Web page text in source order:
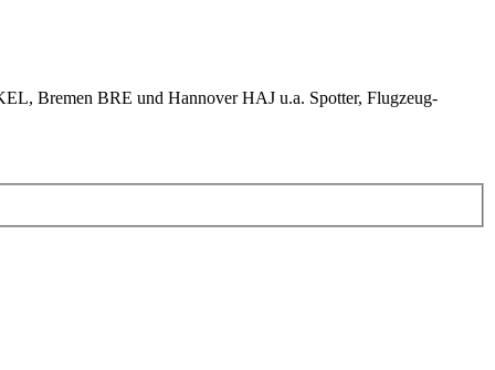
Bremen BRE und Hannover HAJ u.a. Spotter, Flugzeug-